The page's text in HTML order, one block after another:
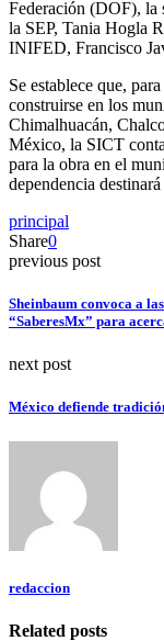
Federación (DOF), la
la SEP, Tania Hogla
INIFED, Francisco
Se establece que,
construirse en los
Chimalhuacán,
México, la SICT
para la obra en el
dependencia
principal
Share0
previous post
Sheinbaum convoca a
“SaberesMx” para
next post
México defiende
redaccion
Related posts